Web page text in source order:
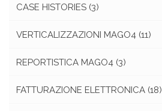
CASE HISTORIES (3)
VERTICALIZZAZIONI MAGO4 (11)
REPORTISTICA MAGO4 (3)
FATTURAZIONE ELETTRONICA (18)